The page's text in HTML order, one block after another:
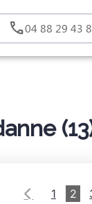
04 88 29 43
1 2